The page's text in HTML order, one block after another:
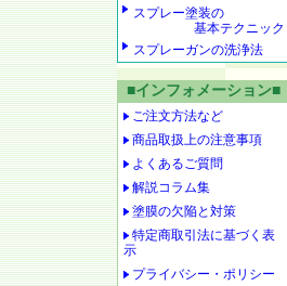
スプレー塗装の
基本テクニック
スプレーガンの洗浄法
■インフォメーション■
ご注文方法など
商品取扱上の注意事項
よくあるご質問
解説コラム集
塗膜の欠陥と対策
特定商取引法に基づく表
示
プライバシー・ポリシー